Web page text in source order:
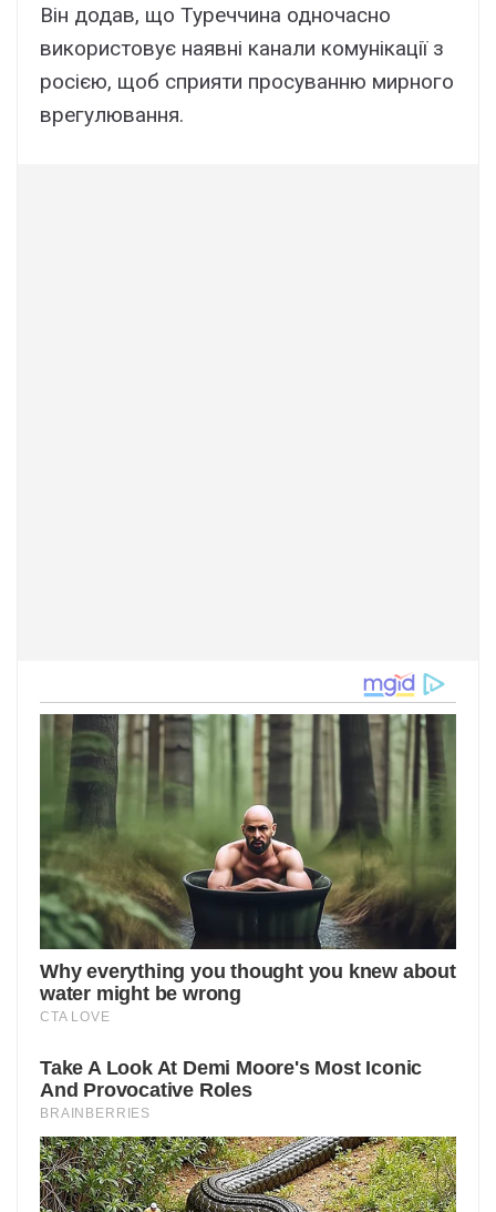
Він додав, що Туреччина одночасно
використовує наявні канали комунікації з
росією, щоб сприяти просуванню мирного
врегулювання.